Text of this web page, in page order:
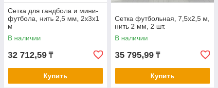
Сетка для гандбола и мини-
футбола, нить 2,5 мм, 2х3х1
м
В наличии
32 712,59 ₸
Купить
Сетка футбольная, 7,5х2,5 м,
нить 2 мм, 2 шт.
В наличии
35 795,99 ₸
Купить